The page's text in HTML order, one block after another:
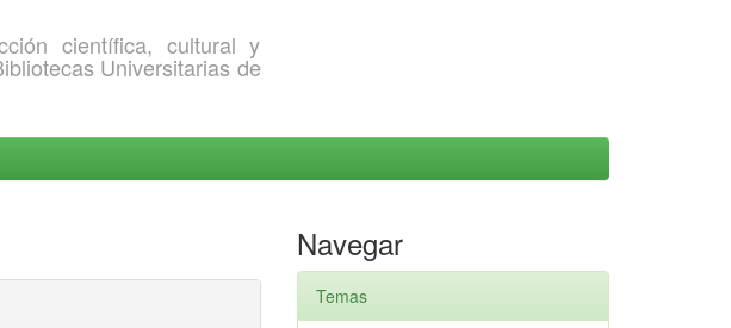
científica, cultural y
Universitarias de
Navegar
Temas